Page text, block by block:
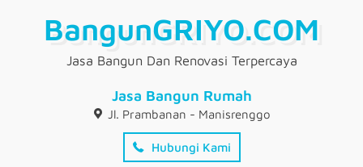
BangunGRIYO.COM
Jasa Bangun Dan Renovasi Terpercaya
Jasa Bangun Rumah
Jl. Prambanan - Manisrenggo
Hubungi Kami